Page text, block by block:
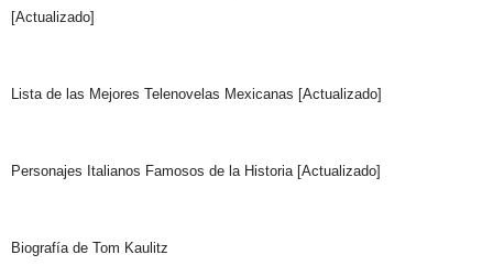
[Actualizado]
Lista de las Mejores Telenovelas Mexicanas [Actualizado]
Personajes Italianos Famosos de la Historia [Actualizado]
Biografía de Tom Kaulitz